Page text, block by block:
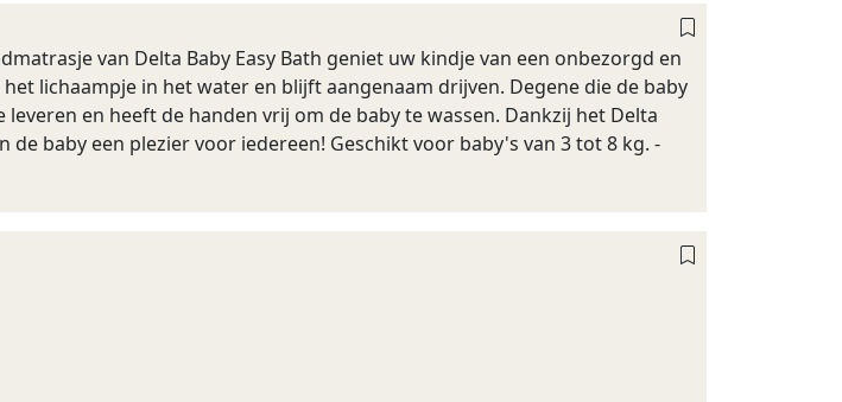
van Delta Baby Easy Bath geniet uw kindje van een onbezorgd en
lichaampje in het water en blijft aangenaam drijven. Degene die de baby
en heeft de handen vrij om de baby te wassen. Dankzij het Delta
baby een plezier voor iedereen! Geschikt voor baby's van 3 tot 8 kg. -